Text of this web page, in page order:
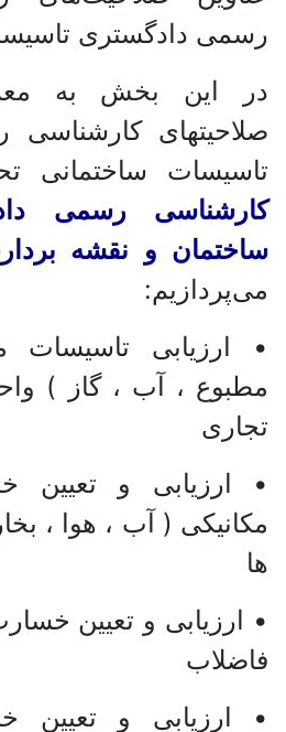
رسمی دادگستری
در این بخش به
صلاحیتهای
تاسیسات ساختمانی
کارشناسی رسمی
ساختمان و نقشه
می‌پردازیم:
• ارزیابی تاسیسات
مطبوع ، آب ، گاز )
تجاری
• ارزیابی و تعیین
مکانیکی ( آب ، هوا ،
ها
• ارزیابی و تعیین
فاضلاب
• ارزیابی و تعیین